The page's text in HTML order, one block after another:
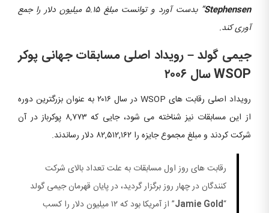
Stephensen
” بدست آورد و توانست مبلغ ۵.۱۵ میلیون دلار را جمع
آوری کند.
جیمی گولد – رویداد اصلی مسابقات جهانی پوکر
WSOP سال ۲۰۰۶
رویداد اصلی رقابت های WSOP در سال ۲۰۱۶ به عنوان بزرگترین دوره
از این مسابقات نیز شناخته می شود، جایی که ۸,۷۷۳ پوکرباز در آن
شرکت کردند و مبلغ مجموع جایزه را ۸۲,۵۱۲,۱۶۲ دلار رساندند.
رقابت های روز اول مسابقات به علت تعداد بالای شرکت
کنندگان در چهار روز برگزار گردید، در پایان قهرمان جیمی گولد
“
Jamie Gold ” از آمریکا بود که ۱۲ میلیون دلار را کسب